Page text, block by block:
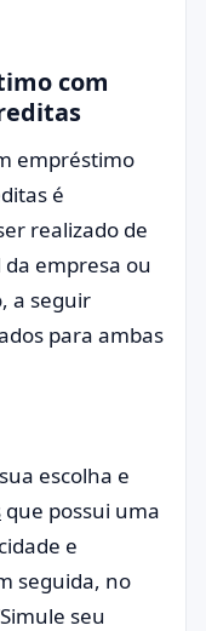
com
empréstimo
é
realizado de
empresa ou
a seguir
para ambas
escolha e
que possui uma
e
seguida, no
seu